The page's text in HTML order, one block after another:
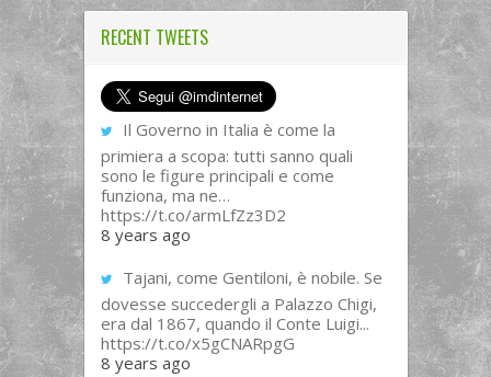
RECENT TWEETS
Il Governo in Italia è come la
primiera a scopa: tutti sanno quali
sono le figure principali e come
funziona, ma ne…
https://t.co/armLfZz3D2
8 years ago
Tajani, come Gentiloni, è nobile. Se
dovesse succedergli a Palazzo Chigi,
era dal 1867, quando il Conte Luigi...
https://t.co/x5gCNARpgG
8 years ago